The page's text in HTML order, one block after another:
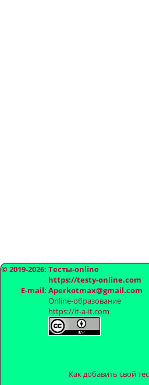
© 2019-2026: Тесты-online
https://testy-online.com
E-mail: Aperkotmax@gmail.com
Online-образование
https://it-a-it.com
Как добавить свой